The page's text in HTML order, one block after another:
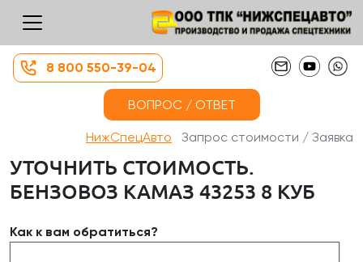
8 800 550-39-04
ВОПРОС / ОТВЕТ
НижСпецАвто Запрос стоимости / Заявка
УТОЧНИТЬ СТОИМОСТЬ.
БЕНЗОВОЗ КАМАЗ 43253 8 КУБ
Как к вам обратиться?